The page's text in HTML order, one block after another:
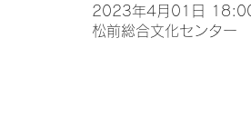
2023年4月01日
松前総合文化センタ